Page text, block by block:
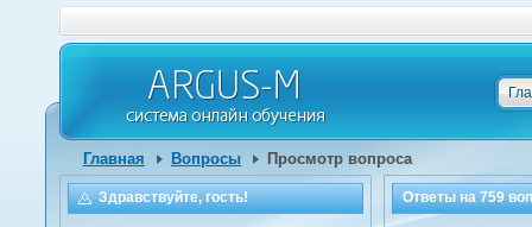
Главная Вопросы Просмотр вопроса
Ответы на759
Здравствуйте, гость!